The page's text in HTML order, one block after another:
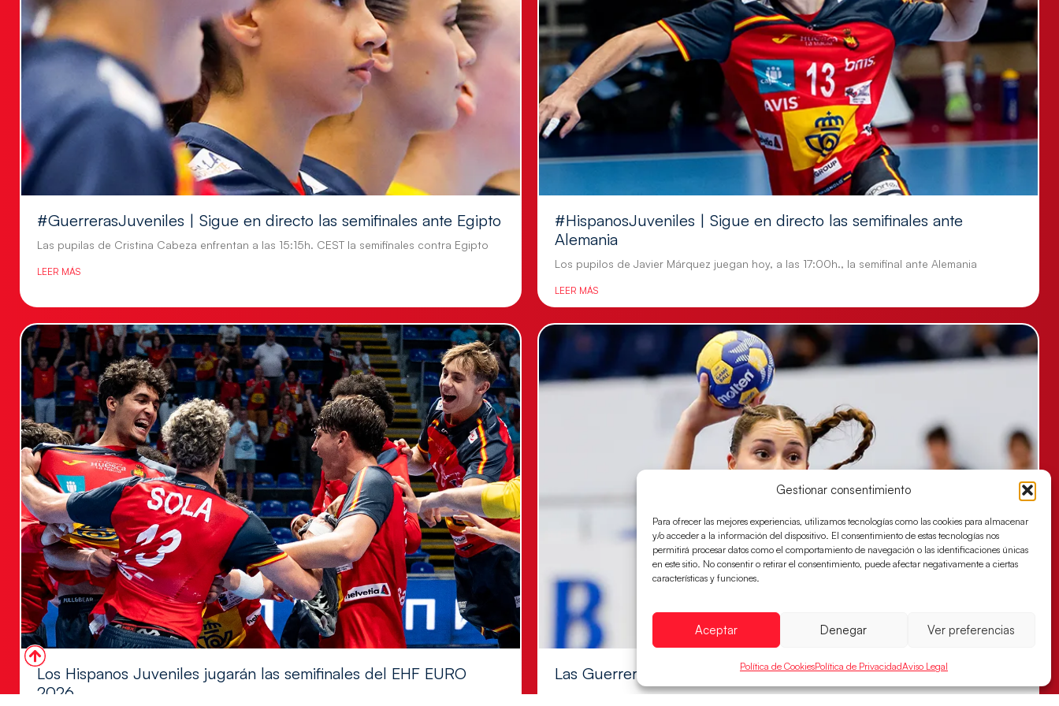
Gestionar consentimiento
Para ofrecer las mejores experiencias, utilizamos tecnologías como las cookies para almacenar
y/o acceder a la información del dispositivo. El consentimiento de estas tecnologías nos
permitirá procesar datos como el comportamiento de navegación o las identificaciones únicas
en este sitio. No consentir o retirar el consentimiento, puede afectar negativamente a ciertas
características y funciones.
Aceptar Denegar Ver preferencias
Política de CookiesPolítica de PrivacidadAviso Legal
#GuerrerasJuveniles | Sigue en directo las semifinales ante Egipto
Las pupilas de Cristina Cabeza enfrentan a las 15:15h. CEST la semifinales contra Egipto
LEER MÁS
#HispanosJuveniles | Sigue en directo las semifinales ante
Alemania
Los pupilos de Javier Márquez juegan hoy, a las 17:00h., la semifinal ante Alemania
LEER MÁS
Los Hispanos Juveniles jugarán las semifinales del EHF EURO
2026
Las Guerreras Juveniles sellan su billete para las semifinales
Las pupilas de Cristina Cabeza han remontado con parcial de 7:1 que les ha dado el pase